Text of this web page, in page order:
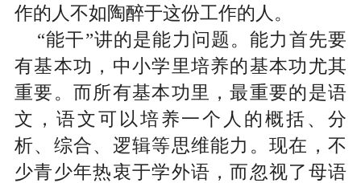
作的人不如陶醉于这份工作的人。
“能干”讲的是能力问题。能力首先要
有基本功，中小学里培养的基本功尤其
重要。而所有基本功里，最重要的是语
文，语文可以培养一个人的概括、分
析、综合、逻辑等思维能力。现在，不
少青少年热衷于学外语，而忽视了母语